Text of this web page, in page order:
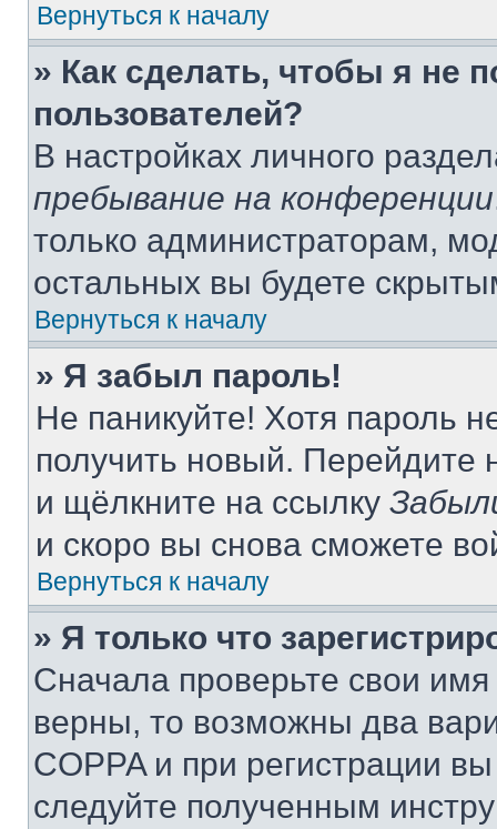
Вернуться к началу
» Как сделать, чтобы я не
пользователей?
В настройках личного
пребывание на конференции
только администраторам,
остальных вы будете
Вернуться к началу
» Я забыл пароль!
Не паникуйте! Хотя пароль
получить новый. Перейдите
и щёлкните на ссылку
и скоро вы снова сможете
Вернуться к началу
» Я только что
Сначала проверьте свои
верны, то возможны два
COPPA и при регистрации
следуйте полученным